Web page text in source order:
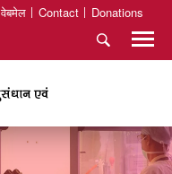
वेबमेल Contact Donations